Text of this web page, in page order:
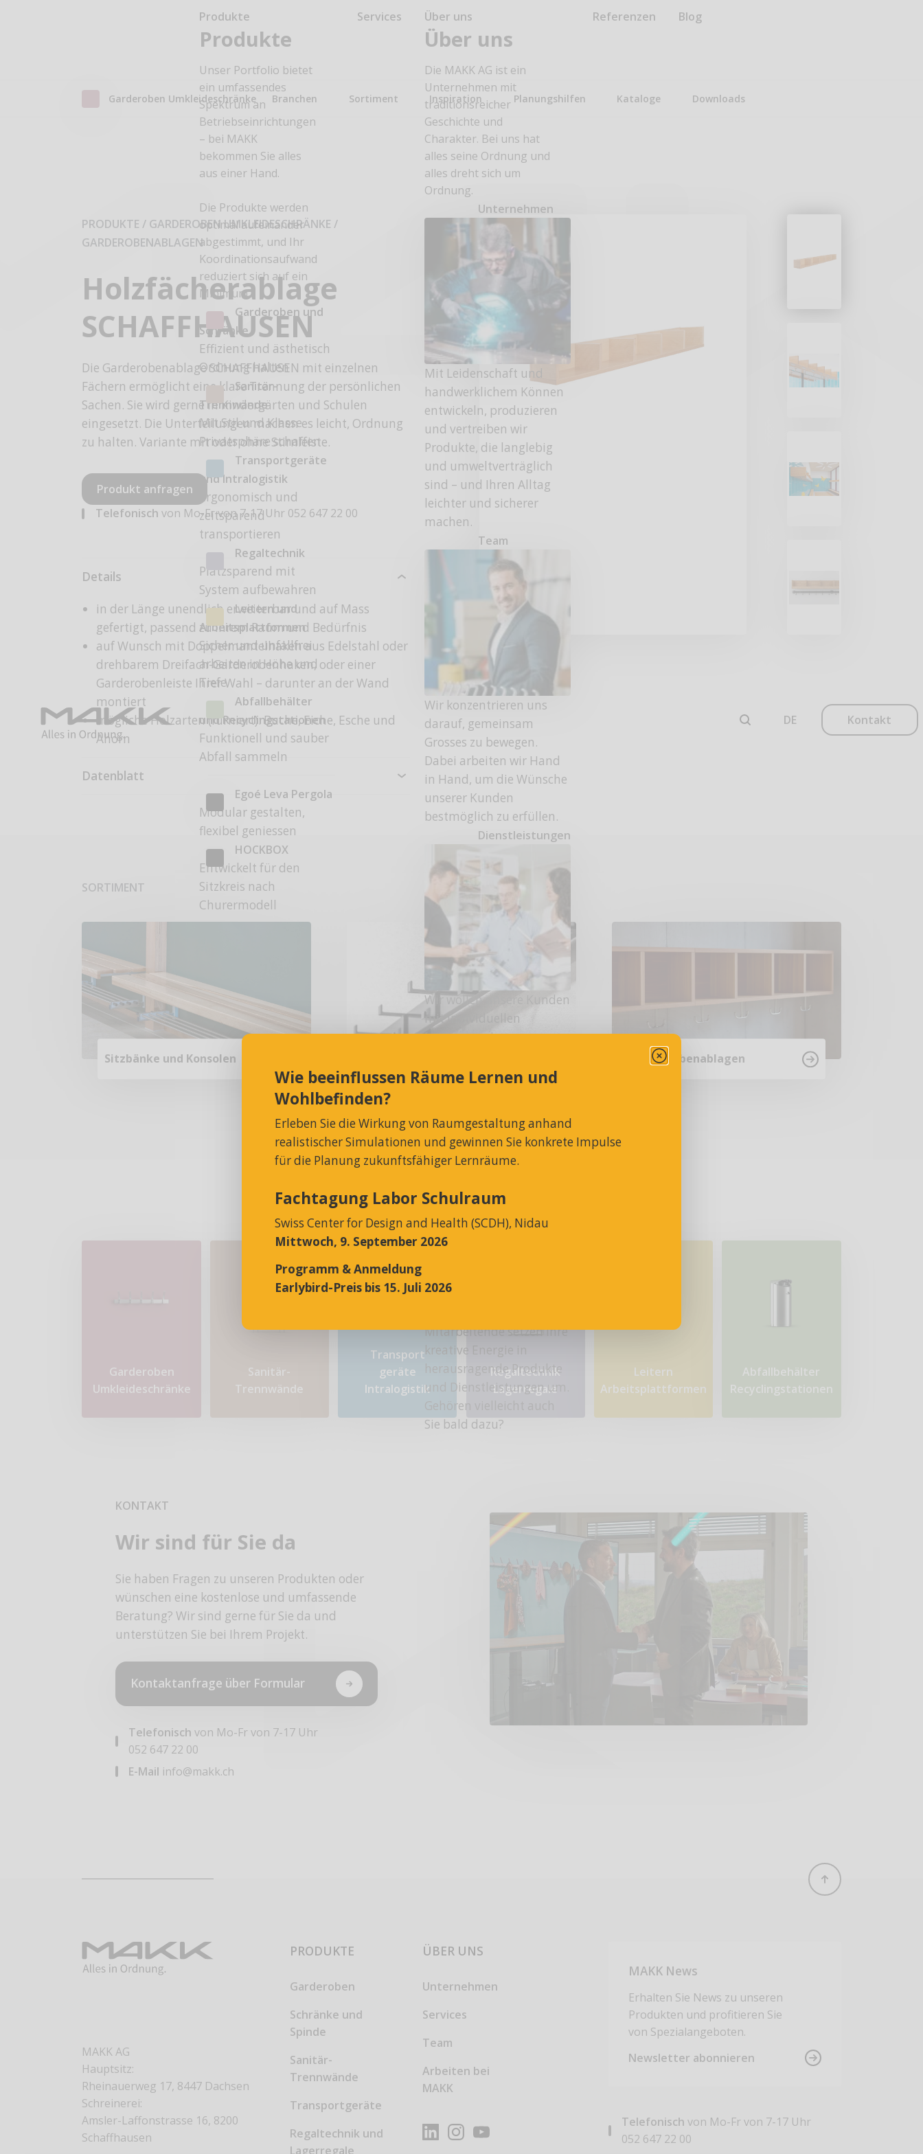
Produkte
Produkte
Unser Portfolio bietet
ein umfassendes
Spektrum an
Betriebseinrichtungen
– bei MAKK
bekommen Sie alles
aus einer Hand.
Die Produkte werden
optimal aufeinander
abgestimmt, und Ihr
Koordinationsaufwand
reduziert sich auf ein
Minimum.
Garderoben und
Schränke
Effizient und ästhetisch
Ordnung halten
Sanitär-
Trennwände
Mit Stil und Klasse
Privatsphäre schaffen
Transportgeräte
und Intralogistik
Ergonomisch und
zeitsparend
transportieren
Regaltechnik
Platzsparend mit
System aufbewahren
Leitern und
Arbeitsplattformen
Sicher und unfallfrei
arbeiten in Höhe und
Tiefe
Abfallbehälter
und Recyclingstationen
Funktionell und sauber
Abfall sammeln
Egoé Leva Pergola
Modular gestalten,
flexibel geniessen
HOCKBOX
Entwickelt für den
Sitzkreis nach
Churermodell
Services Über uns
Über uns
Die MAKK AG ist ein
Unternehmen mit
traditionsreicher
Geschichte und
Charakter. Bei uns hat
alles seine Ordnung und
alles dreht sich um
Ordnung.
Unternehmen
Mit Leidenschaft und
handwerklichem Können
entwickeln, produzieren
und vertreiben wir
Produkte, die langlebig
und umweltverträglich
sind – und Ihren Alltag
leichter und sicherer
machen.
Team
Wir konzentrieren uns
darauf, gemeinsam
Grosses zu bewegen.
Dabei arbeiten wir Hand
in Hand, um die Wünsche
unserer Kunden
bestmöglich zu erfüllen.
Dienstleistungen
Wir wollen unsere Kunden
mit individuellen
Lösungen, einem
Kundensupport und
Arbeiten bei
MAKK
Mitarbeitende setzen ihre
kreative Energie in
herausragende Produkte
und Dienstleistungen um.
Gehören vielleicht auch
Sie bald dazu?
Referenzen Blog
Kontakt
Garderoben Umkleideschränke Branchen Sortiment Inspiration Planungshilfen Kataloge Downloads
PRODUKTE / GARDEROBEN UMKLEIDESCHRÄNKE /
GARDEROBENABLAGEN
Holzfächerablage
SCHAFFHAUSEN
Die Garderobenablage SCHAFFHAUSEN mit einzelnen
Fächern ermöglicht eine klare Trennung der persönlichen
Sachen. Sie wird gerne in Kindergärten und Schulen
eingesetzt. Die Unterteilungen machen es leicht, Ordnung
zu halten. Variante mit oder ohne Stirnleiste.
Produkt anfragen
Telefonisch von Mo-Fr von 7-17 Uhr 052 647 22 00
Details
in der Länge unendlich erweiterbar und auf Mass
gefertigt, passend zu Ihrem Raum und Bedürfnis
auf Wunsch mit Doppelmantelhaken aus Edelstahl oder
drehbarem Dreifach-Garderobenhaken, oder einer
Garderobenleiste Ihrer Wahl – darunter an der Wand
montiert
mögliche Holzarten (furniert): Buche, Eiche, Esche und
Ahorn
Datenblatt
SORTIMENT
Sitzbänke und Konsolen
Wandgarderobe
Garderobenablagen
Garderoben
Umkleideschränke
Sanitär-
Trennwände
Transport​
geräte
Intralogistik
Regaltechnik
Lagerregale
Leitern
Arbeitsplattformen
Abfallbehälter
Recyclingstationen
KONTAKT
Wir sind für Sie da
Sie haben Fragen zu unseren Produkten oder
wünschen eine kostenlose und umfassende
Beratung? Wir sind gerne für Sie da und
unterstützen Sie bei Ihrem Projekt.
Kontaktanfrage über Formular
Telefonisch von Mo-Fr von 7-17 Uhr
052 647 22 00
E-Mail info@makk.ch
MAKK AG
Hauptsitz:
Rheinauerweg 17, 8447 Dachsen
Schreinerei:
Amsler-Laffonstrasse 16, 8200
Schaffhausen
PRODUKTE
Garderoben
Schränke und
Spinde
Sanitär-
Trennwände
Transportgeräte
Regaltechnik und
Lagerregale
ÜBER UNS
Unternehmen
Services
Team
Arbeiten bei
MAKK
MAKK News
Erhalten Sie News zu unseren
Produkten und profitieren Sie
von Spezialangeboten.
Newsletter abonnieren
Telefonisch von Mo-Fr von 7-17 Uhr
052 647 22 00
Wie beeinflussen Räume Lernen und
Wohlbefinden?
Erleben Sie die Wirkung von Raumgestaltung anhand
realistischer Simulationen und gewinnen Sie konkrete Impulse
für die Planung zukunftsfähiger Lernräume.
Fachtagung Labor Schulraum
Swiss Center for Design and Health (SCDH), Nidau
Mittwoch, 9. September 2026
Programm & Anmeldung
Earlybird-Preis bis 15. Juli 2026